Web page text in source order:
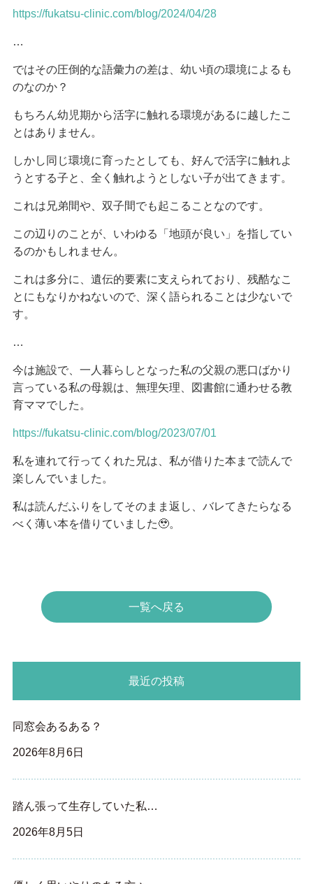
https://fukatsu-clinic.com/blog/2024/04/28
…
ではその圧倒的な語彙力の差は、幼い頃の環境によるも
のなのか？
もちろん幼児期から活字に触れる環境があるに越したこ
とはありません。
しかし同じ環境に育ったとしても、好んで活字に触れよ
うとする子と、全く触れようとしない子が出てきます。
これは兄弟間や、双子間でも起こることなのです。
この辺りのことが、いわゆる「地頭が良い」を指してい
るのかもしれません。
これは多分に、遺伝的要素に支えられており、残酷なこ
とにもなりかねないので、深く語られることは少ないで
す。
…
今は施設で、一人暮らしとなった私の父親の悪口ばかり
言っている私の母親は、無理矢理、図書館に通わせる教
育ママでした。
https://fukatsu-clinic.com/blog/2023/07/01
私を連れて行ってくれた兄は、私が借りた本まで読んで
楽しんでいました。
私は読んだふりをしてそのまま返し、バレてきたらなる
べく薄い本を借りていました🥹。
一覧へ戻る
最近の投稿
同窓会あるある？
2026年8月6日
踏ん張って生存していた私…
2026年8月5日